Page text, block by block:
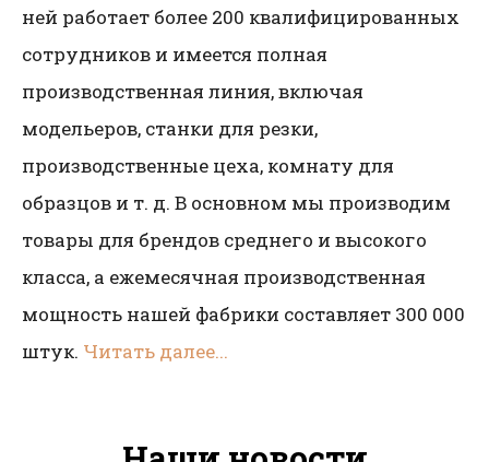
ней работает более 200 квалифицированных
сотрудников и имеется полная
производственная линия, включая
модельеров, станки для резки,
производственные цеха, комнату для
образцов и т. д. В основном мы производим
товары для брендов среднего и высокого
класса, а ежемесячная производственная
мощность нашей фабрики составляет 300 000
штук. Читать далее...